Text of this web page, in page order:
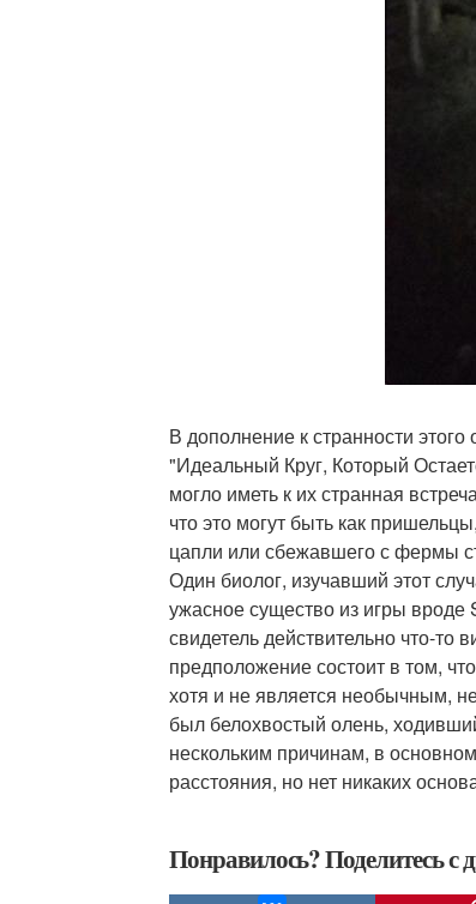
В дополнение к странности
"Идеальный Круг, Который
могло иметь к их странная
что это могут быть как
цапли или сбежавшего с фермы
Один биолог, изучавший этот
ужасное существо из игры
свидетель действительно что-то
предположение состоит в том,
хотя и не является необычным,
был белохвостый олень,
нескольким причинам, в
расстояния, но нет никаких
Понравилось? Поделитесь с